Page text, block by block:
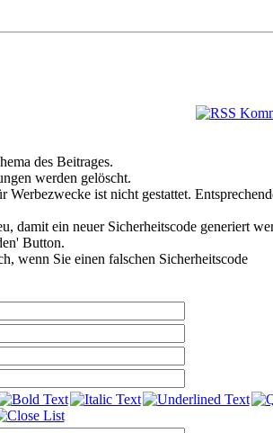
des Beitrages.
werden gelöscht.
ist nicht gestattet.
damit ein neuer Sicherheitscode generiert
Button.
wenn Sie einen falschen Sicherheitscode